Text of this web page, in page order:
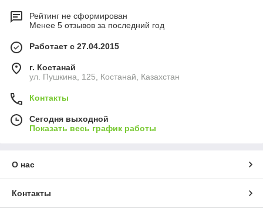
Рейтинг не сформирован
Менее 5 отзывов за последний год
Работает с 27.04.2015
г. Костанай
ул. Пушкина, 125, Костанай, Казахстан
Контакты
Сегодня выходной
Показать весь график работы
О нас
Контакты